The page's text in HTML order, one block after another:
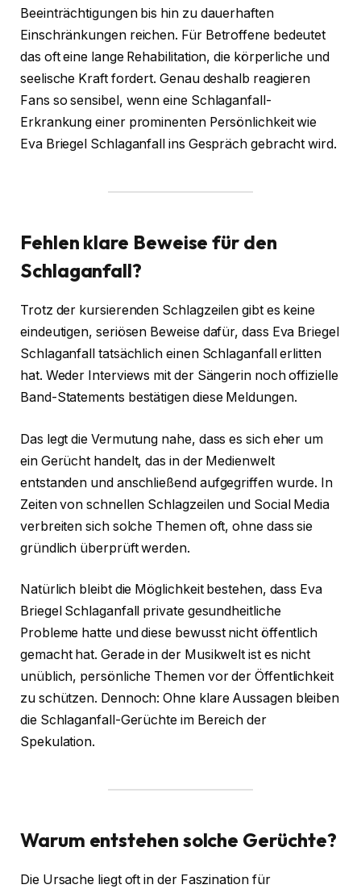
Beeinträchtigungen bis hin zu dauerhaften
Einschränkungen reichen. Für Betroffene bedeutet
das oft eine lange Rehabilitation, die körperliche und
seelische Kraft fordert. Genau deshalb reagieren
Fans so sensibel, wenn eine Schlaganfall-
Erkrankung einer prominenten Persönlichkeit wie
Eva Briegel Schlaganfall ins Gespräch gebracht wird.
Fehlen klare Beweise für den
Schlaganfall?
Trotz der kursierenden Schlagzeilen gibt es keine
eindeutigen, seriösen Beweise dafür, dass Eva Briegel
Schlaganfall tatsächlich einen Schlaganfall erlitten
hat. Weder Interviews mit der Sängerin noch offizielle
Band-Statements bestätigen diese Meldungen.
Das legt die Vermutung nahe, dass es sich eher um
ein Gerücht handelt, das in der Medienwelt
entstanden und anschließend aufgegriffen wurde. In
Zeiten von schnellen Schlagzeilen und Social Media
verbreiten sich solche Themen oft, ohne dass sie
gründlich überprüft werden.
Natürlich bleibt die Möglichkeit bestehen, dass Eva
Briegel Schlaganfall private gesundheitliche
Probleme hatte und diese bewusst nicht öffentlich
gemacht hat. Gerade in der Musikwelt ist es nicht
unüblich, persönliche Themen vor der Öffentlichkeit
zu schützen. Dennoch: Ohne klare Aussagen bleiben
die Schlaganfall-Gerüchte im Bereich der
Spekulation.
Warum entstehen solche Gerüchte?
Die Ursache liegt oft in der Faszination für